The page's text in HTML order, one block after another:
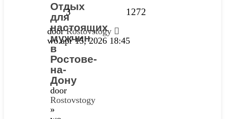
Отдых
для
настоящих
мужчин
в
Ростове-
на-
Дону
door
Rostovstogy
»
3 1272
doorRostovstogy
wo apr 15, 2026 18:45